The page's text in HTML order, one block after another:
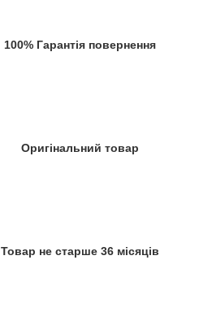
100% Гарантія повернення
Оригінальний товар
Товар не старше 36 місяців